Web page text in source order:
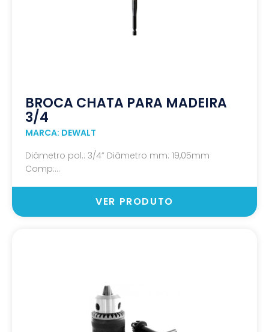
BROCA CHATA PARA MADEIRA
3/4
MARCA: DEWALT
Diâmetro pol.: 3/4” Diâmetro mm: 19,05mm
Comp:...
VER PRODUTO